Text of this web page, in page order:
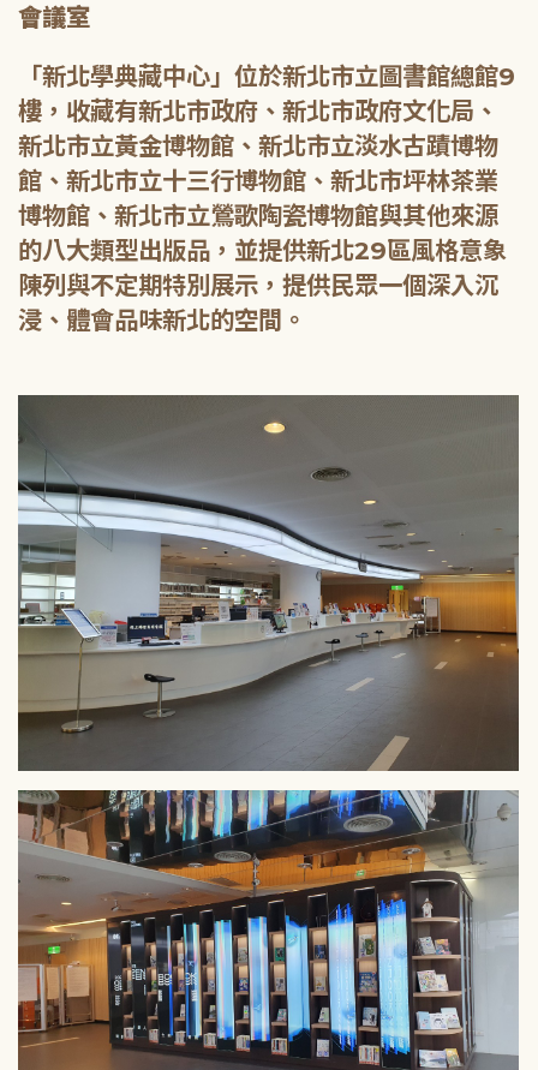
會議室
「新北學典藏中心」位於新北市立圖書館總館9
樓，收藏有新北市政府、新北市政府文化局、
新北市立黃金博物館、新北市立淡水古蹟博物
館、新北市立十三行博物館、新北市坪林茶業
博物館、新北市立鶯歌陶瓷博物館與其他來源
的八大類型出版品，並提供新北29區風格意象
陳列與不定期特別展示，提供民眾一個深入沉
浸、體會品味新北的空間。